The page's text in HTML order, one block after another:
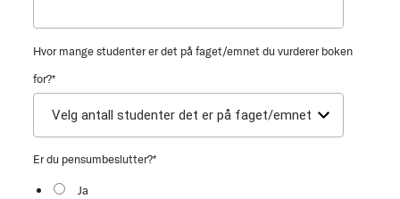
Hvor mange studenter er det på faget/emnet du vurderer boken
for?*
Er du pensumbeslutter?*
Ja